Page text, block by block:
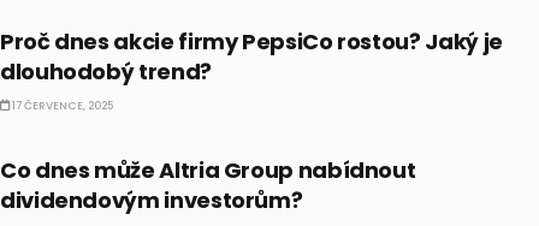
Proč dnes akcie firmy PepsiCo rostou? Jaký je
dlouhodobý trend?
17 ČERVENCE, 2025
Co dnes může Altria Group nabídnout
dividendovým investorům?